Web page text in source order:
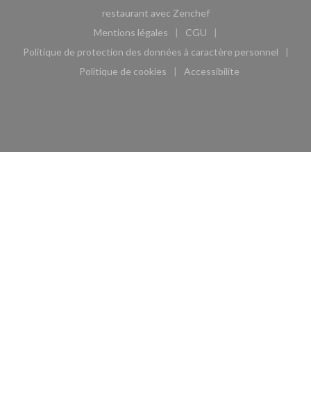
restaurant avec Zenchef((ouvre une nouvelle
Mentions légales
((ouvre une nouvelle fenêtre))
CGU
((ouvre une nouvelle
Politique de protection des données à caractère personnel
((ouvre une nouvelle fenêtre))
Politique de cookies
((ouvre une nouvelle fenêtre))
Accessibilite